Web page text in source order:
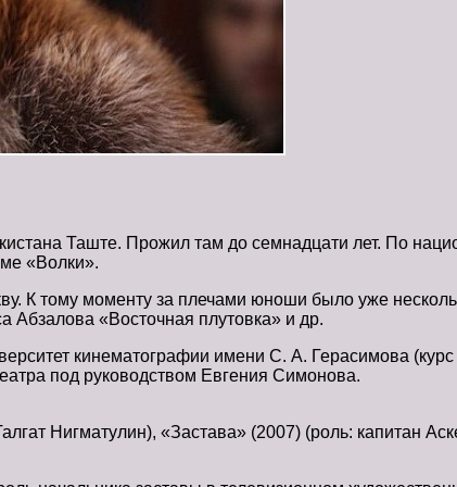
Таште. Прожил там до семнадцати лет. По
«Волки».
К тому моменту за плечами юноши было уже
Абзалова «Восточная плутовка» и др.
кинематографии имени С. А. Герасимова (курс
под руководством Евгения Симонова.
Нигматулин), «Застава» (2007) (роль: капитан